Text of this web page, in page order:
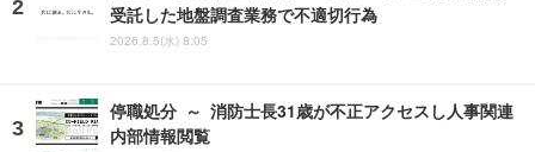
受託した地盤調査業務で不適切行為
2026.8.5(水) 8:05
停職処分 ～ 消防士長31歳が不正アクセスし人事関連
内部情報閲覧